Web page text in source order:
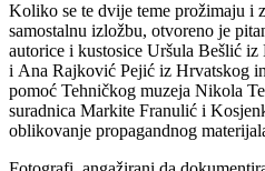
Koliko se te dvije teme prožimaju i
samostalnu izložbu, otvoreno je
autorice i kustosice Uršula Bešlić
i Ana Rajković Pejić iz Hrvatskog
pomoć Tehničkog muzeja Nikola
suradnica Markite Franulić i
oblikovanje propagandnog